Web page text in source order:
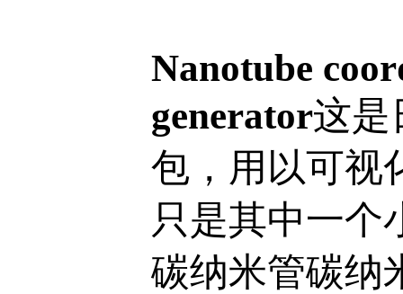
Nanotube
generator这是
包，用以可视
只是其中一个
碳纳米管碳纳